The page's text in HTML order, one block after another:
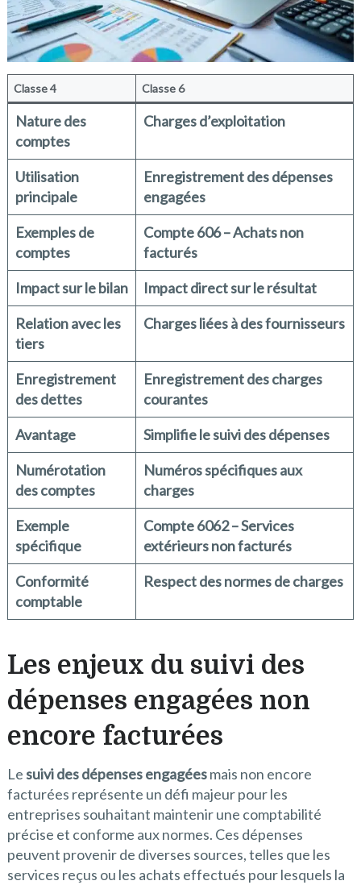
Classe 4 Classe 6
Nature des
comptes
Charges d’exploitation
Utilisation
principale
Enregistrement des dépenses
engagées
Exemples de
comptes
Compte 606 – Achats non
facturés
Impact sur le bilan
Impact direct sur le résultat
Relation avec les
tiers
Charges liées à des fournisseurs
Enregistrement
des dettes
Enregistrement des charges
courantes
Avantage
Simplifie le suivi des dépenses
Numérotation
des comptes
Numéros spécifiques aux
charges
Exemple
spécifique
Compte 6062 – Services
extérieurs non facturés
Conformité
comptable
Respect des normes de charges
Les enjeux du suivi des
dépenses engagées non
encore facturées
Lesuivi des dépenses engagéesmais non encore
facturées représente un défi majeur pour les
entreprises souhaitant maintenir une comptabilité
précise et conforme aux normes. Ces dépenses
peuvent provenir de diverses sources, telles que les
services reçus ou les achats effectués pour lesquels la